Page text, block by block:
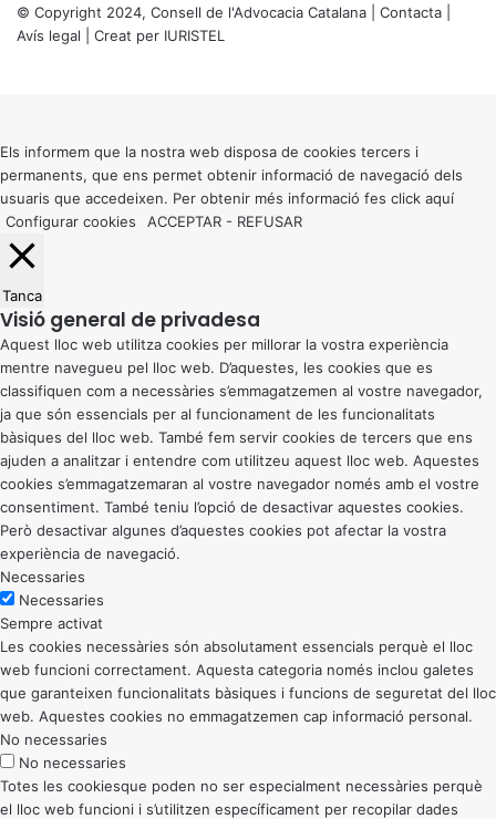
© Copyright 2024, Consell de l'Advocacia Catalana | Contacta
Avís legal | Creat per IURISTEL
button
Els informem que la nostra web disposa de cookies tercers i
permanents, que ens permet obtenir informació de navegació dels
usuaris que accedeixen. Per obtenir més informació fes click aquí
Configurar cookies
ACCEPTAR - REFUSAR
Tanca
Visió general de privadesa
Aquest lloc web utilitza cookies per millorar la vostra experiència
mentre navegueu pel lloc web. D’aquestes, les cookies que es
classifiquen com a necessàries s’emmagatzemen al vostre navegador,
ja que són essencials per al funcionament de les funcionalitats
bàsiques del lloc web. També fem servir cookies de tercers que ens
ajuden a analitzar i entendre com utilitzeu aquest lloc web. Aquestes
cookies s’emmagatzemaran al vostre navegador només amb el vostre
consentiment. També teniu l’opció de desactivar aquestes cookies.
Però desactivar algunes d’aquestes cookies pot afectar la vostra
experiència de navegació.
Necessaries
Necessaries
Sempre activat
Les cookies necessàries són absolutament essencials perquè el lloc
web funcioni correctament. Aquesta categoria només inclou galetes
que garanteixen funcionalitats bàsiques i funcions de seguretat del lloc
web. Aquestes cookies no emmagatzemen cap informació personal.
No necessaries
No necessaries
Totes les cookiesque poden no ser especialment necessàries perquè
el lloc web funcioni i s’utilitzen específicament per recopilar dades